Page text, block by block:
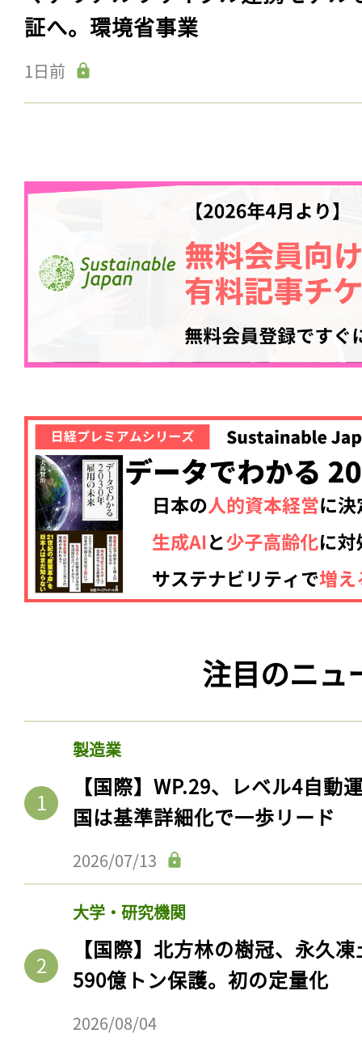
証へ。環境省事業
1日前
注目のニュ
製造業
【国際】WP.29、レベル4自動
国は基準詳細化で一歩リード
2026/07/13
大学・研究機関
【国際】北方林の樹冠、永久
590億トン保護。初の定量化
2026/08/04